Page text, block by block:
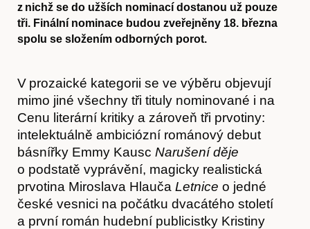
z nichž se do užších nominací dostanou už pouze
tři. Finální nominace budou zveřejněny 18. března
spolu se složením odborných porot.
V prozaické kategorii se ve výběru objevují
mimo jiné všechny tři tituly nominované i na
Cenu literární kritiky a zároveň tři prvotiny:
intelektuálně ambiciózní románový debut
básnířky Emmy Kausc Narušení děje
o podstatě vyprávění, magicky realistická
prvotina Miroslava Hlauča Letnice o jedné
české vesnici na počátku dvacátého století
a první román hudební publicistky Kristiny